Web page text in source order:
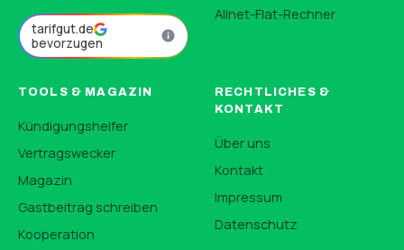
tarifgut.de
bevorzugen
Allnet-Flat-Rechner
TOOLS & MAGAZIN
Kündigungshelfer
Vertragswecker
Magazin
Gastbeitrag schreiben
Kooperation
RECHTLICHES &
KONTAKT
Über uns
Kontakt
Impressum
Datenschutz